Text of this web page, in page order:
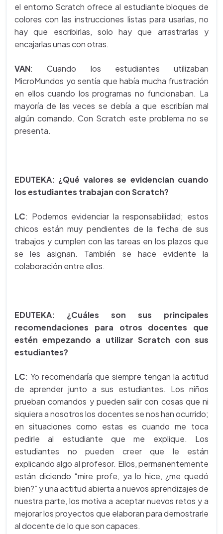
el entorno Scratch ofrece al estudiante bloques de
colores con las instrucciones listas para usarlas, no
hay que escribirlas, solo hay que arrastrarlas y
encajarlas unas con otras.
VAN: Cuando los estudiantes utilizaban
MicroMundos yo sentía que había mucha frustración
en ellos cuando los programas no funcionaban. La
mayoría de las veces se debía a que escribían mal
algún comando. Con Scratch este problema no se
presenta.
EDUTEKA: ¿Qué valores se evidencian cuando
los estudiantes trabajan con Scratch?
LC: Podemos evidenciar la responsabilidad; estos
chicos están muy pendientes de la fecha de sus
trabajos y cumplen con las tareas en los plazos que
se les asignan. También se hace evidente la
colaboración entre ellos.
EDUTEKA: ¿Cuáles son sus principales
recomendaciones para otros docentes que
estén empezando a utilizar Scratch con sus
estudiantes?
LC: Yo recomendaría que siempre tengan la actitud
de aprender junto a sus estudiantes. Los niños
prueban comandos y pueden salir con cosas que ni
siquiera a nosotros los docentes se nos han ocurrido;
en situaciones como estas es cuando me toca
pedirle al estudiante que me explique. Los
estudiantes no pueden creer que le están
explicando algo al profesor. Ellos, permanentemente
están diciendo “mire profe, ya lo hice, ¿me quedó
bien?” y una actitud abierta a nuevos aprendizajes de
nuestra parte, los motiva a aceptar nuevos retos y a
mejorar los proyectos que elaboran para demostrarle
al docente de lo que son capaces.